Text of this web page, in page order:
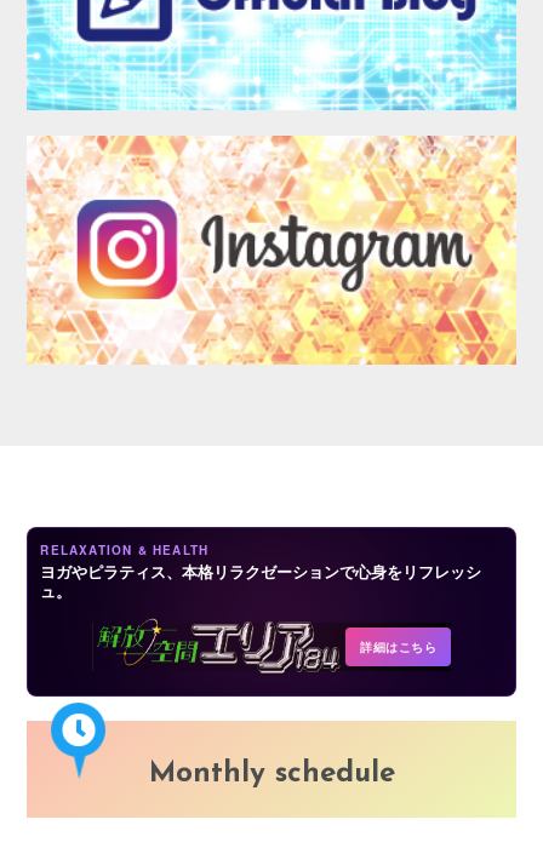
RELAXATION & HEALTH
ヨガやピラティス、本格リラクゼーションで心身をリフレッシ
ュ。
詳細はこちら
Monthly schedule